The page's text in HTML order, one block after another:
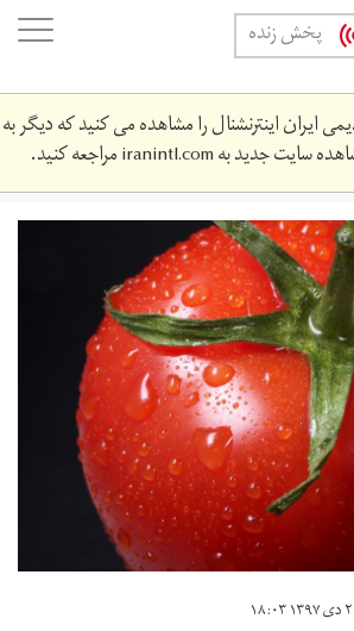
پخش زنده
ایران اینترنشنال را مشاهده می کنید که دیگر به
سایت جدید بهiranintl.comمراجعه کنید.